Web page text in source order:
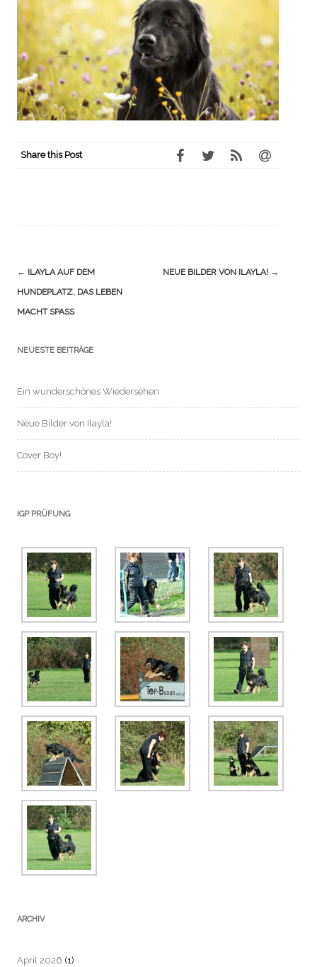
Share this Post
Navigation
(Beiträge)
← ILAYLA AUF DEM
HUNDEPLATZ, DAS LEBEN
MACHT SPASS
NEUE BILDER VON ILAYLA! →
NEUESTE BEITRÄGE
Ein wunderschönes Wiedersehen
Neue Bilder von Ilayla!
Cover Boy!
IGP PRÜFUNG
ARCHIV
April 2026 (1)